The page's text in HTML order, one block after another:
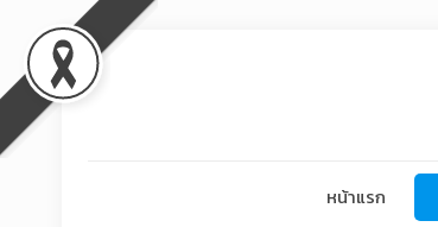
หน้าแรก